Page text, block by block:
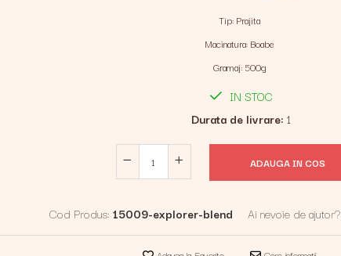
Tip: Prajita
Macinatura: Boabe
Gramaj: 500g
IN STOC
Durata de livrare: 1
ADAUGA IN COS
Cod Produs: 15009-explorer-blend Ai nevoie de ajutor?